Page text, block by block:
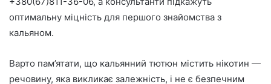
оптимальну міцність для першого знайомства з
кальяном.
Варто пам’ятати, що кальянний тютюн містить нікотин —
речовину, яка викликає залежність, і не є безпечним